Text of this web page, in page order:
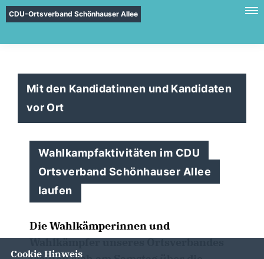
CDU-Ortsverband Schönhauser Allee
Mit den Kandidatinnen und Kandidaten
vor Ort
Wahlkampfaktivitäten im CDU
Ortsverband Schönhauser Allee
laufen
Die Wahlkämperinnen und
Wahlkämpfer unseres Ortsverbandes
Cookie Hinweis